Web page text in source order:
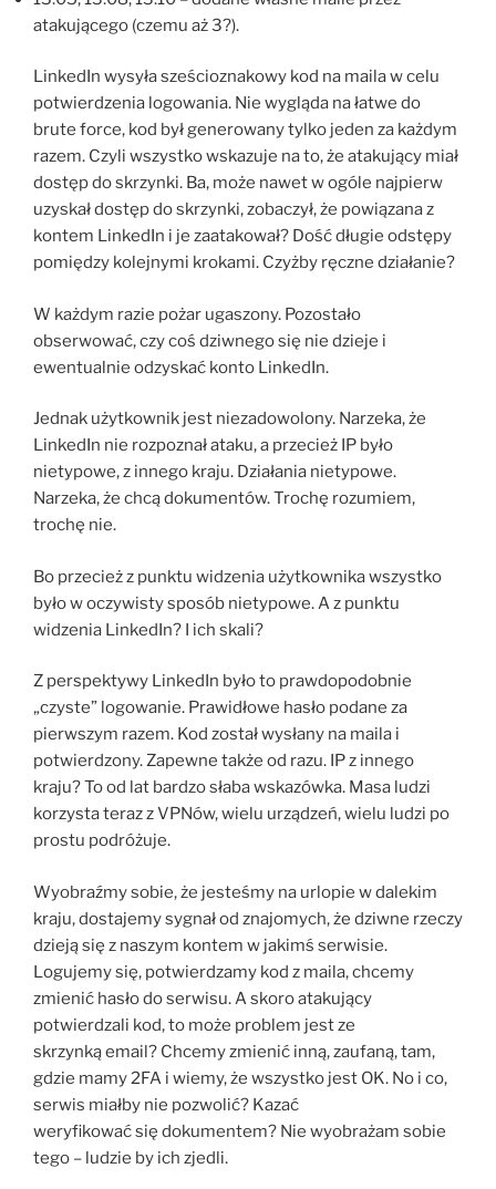
atakującego (czemu aż 3?).
LinkedIn wysyła sześcioznakowy kod na maila w celu
potwierdzenia logowania. Nie wygląda na łatwe do
brute force, kod był generowany tylko jeden za każdym
razem. Czyli wszystko wskazuje na to, że atakujący miał
dostęp do skrzynki. Ba, może nawet w ogóle najpierw
uzyskał dostęp do skrzynki, zobaczył, że powiązana z
kontem LinkedIn i je zaatakował? Dość długie odstępy
pomiędzy kolejnymi krokami. Czyżby ręczne działanie?
W każdym razie pożar ugaszony. Pozostało
obserwować, czy coś dziwnego się nie dzieje i
ewentualnie odzyskać konto LinkedIn.
Jednak użytkownik jest niezadowolony. Narzeka, że
LinkedIn nie rozpoznał ataku, a przecież IP było
nietypowe, z innego kraju. Działania nietypowe.
Narzeka, że chcą dokumentów. Trochę rozumiem,
trochę nie.
Bo przecież z punktu widzenia użytkownika wszystko
było w oczywisty sposób nietypowe. A z punktu
widzenia LinkedIn? I ich skali?
Z perspektywy LinkedIn było to prawdopodobnie
„czyste” logowanie. Prawidłowe hasło podane za
pierwszym razem. Kod został wysłany na maila i
potwierdzony. Zapewne także od razu. IP z innego
kraju? To od lat bardzo słaba wskazówka. Masa ludzi
korzysta teraz z VPNów, wielu urządzeń, wielu ludzi po
prostu podróżuje.
Wyobraźmy sobie, że jesteśmy na urlopie w dalekim
kraju, dostajemy sygnał od znajomych, że dziwne rzeczy
dzieją się z naszym kontem w jakimś serwisie.
Logujemy się, potwierdzamy kod z maila, chcemy
zmienić hasło do serwisu. A skoro atakujący
potwierdzali kod, to może problem jest ze
skrzynką email? Chcemy zmienić inną, zaufaną, tam,
gdzie mamy 2FA i wiemy, że wszystko jest OK. No i co,
serwis miałby nie pozwolić? Kazać
weryfikować się dokumentem? Nie wyobrażam sobie
tego – ludzie by ich zjedli.